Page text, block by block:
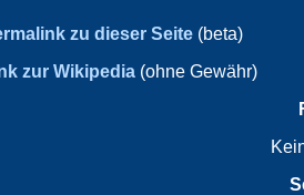
zu dieser Seite (beta)
zur Wikipedia (ohne Gewähr)